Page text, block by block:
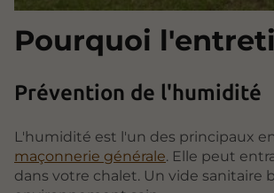
Pourquoi
Prévention de l'humidité
L'humidité est l'un des principaux
maçonnerie générale. Elle peut
dans votre chalet. Un vide